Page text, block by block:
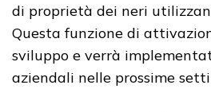
di proprietà dei neri
Questa funzione di
sviluppo e verrà
aziendali nelle prossime